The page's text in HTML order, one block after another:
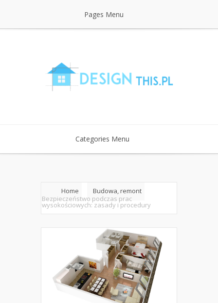
Pages Menu
Categories Menu
Home
Budowa, remont
Bezpieczeństwo podczas prac
wysokościowych: zasady i procedury